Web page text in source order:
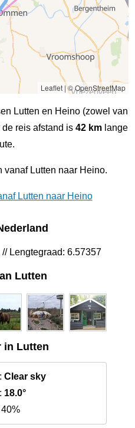
Leaflet|© OpenStreetMap
Lutten en Heino (zowel van
de reis afstand is 42 km lange
vanaf Lutten naar Heino.
Lutten naar Heino
Lengtegraad: 6.57357
Lutten
in Lutten
Clear sky
18.0°